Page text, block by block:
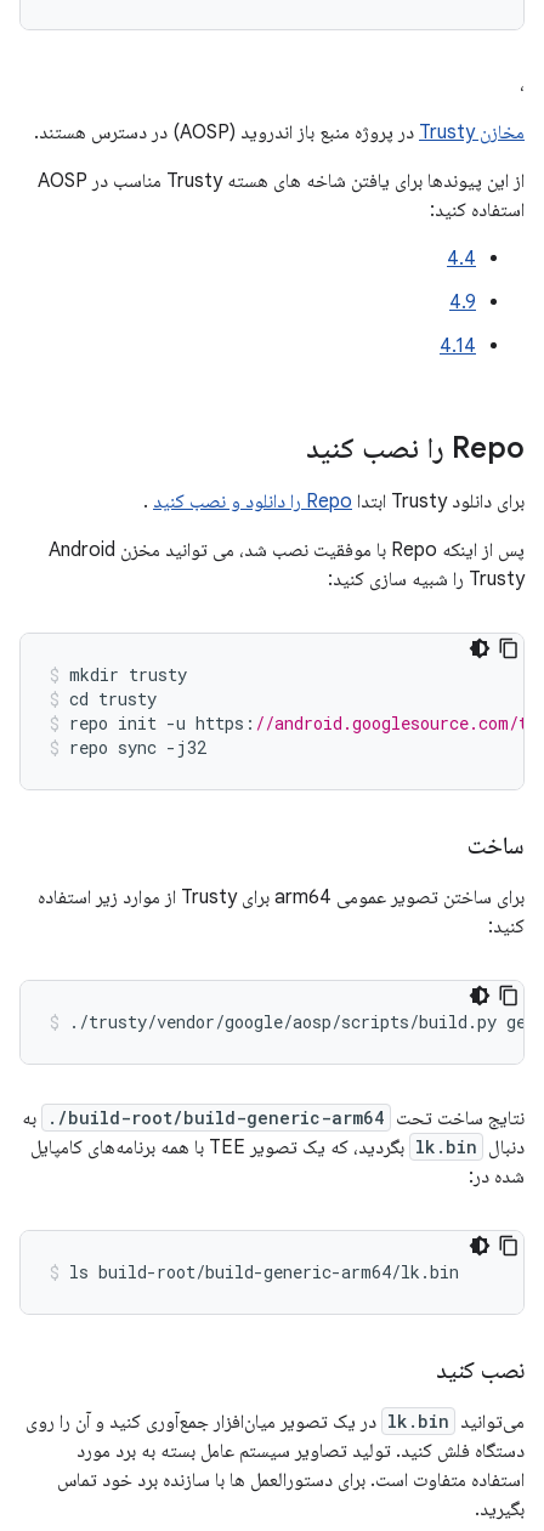
،
مخازن Trusty
در پروژه منبع باز اندروید (AOSP) در دسترس هستند.
از این پیوندها برای یافتن شاخه های هسته Trusty مناسب در AOSP
استفاده کنید:
4.4
4.9
4.14
Repo را نصب کنید
برای دانلود Trusty ابتدا Repo را دانلود و نصب کنید
.
پس از اینکه Repo با موفقیت نصب شد، می توانید مخزن Android
Trusty را شبیه سازی کنید:
mkdir trusty
cd trusty
repo init -u https : //android.googlesource.com/
repo sync - j32
ساخت
برای ساختن تصویر عمومی arm64 برای Trusty از موارد زیر استفاده
کنید:
نتایج ساخت تحت build-root/build-generic-arm64/.
به
دنبال lk.bin
بگردید، که یک تصویر TEE با همه برنامه‌های کامپایل
شده در:
نصب کنید
می‌توانید lk.bin در یک تصویر میان‌افزار جمع‌آوری کنید و آن را روی
دستگاه فلش کنید. تولید تصاویر سیستم عامل بسته به برد مورد
استفاده متفاوت است. برای دستورالعمل ها با سازنده برد خود تماس
بگیرید.